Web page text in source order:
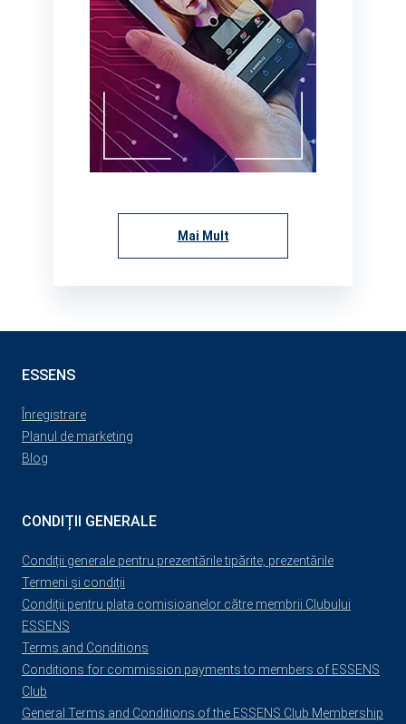
Mai Mult
ESSENS
Înregistrare
Planul de marketing
Blog
CONDIȚII GENERALE
Condiții generale pentru prezentările tipărite, prezentările
Termeni și condiții
Condiții pentru plata comisioanelor către membrii Clubului
ESSENS
Terms and Conditions
Conditions for commission payments to members of ESSENS
Club
General Terms and Conditions of the ESSENS Club Membership